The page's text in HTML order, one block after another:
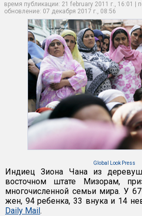
время публикации: 21 february 2011 г., 16:01 |
обновление: 07 декабря 2017 г., 08:56
Global Look Press
Индиец Зиона Чана из
восточном штате Мизорам,
многочисленной семьи мира. У
жен, 94 ребенка, 33 внука и 14
Daily Mail.